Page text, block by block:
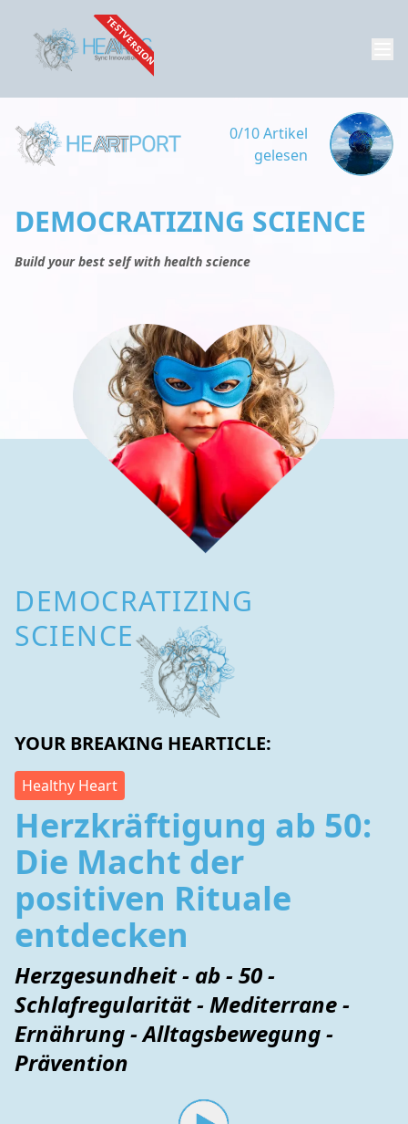
TESTVERSION
0/10 Artikel
gelesen
DEMOCRATIZING SCIENCE
Build your best self with health science
DEMOCRATIZING
SCIENCE
YOUR BREAKING HEARTICLE:
Healthy Heart
Herzkräftigung ab 50:
Die Macht der
positiven Rituale
entdecken
Herzgesundheit - ab - 50 -
Schlafregularität - Mediterrane -
Ernährung - Alltagsbewegung -
Prävention